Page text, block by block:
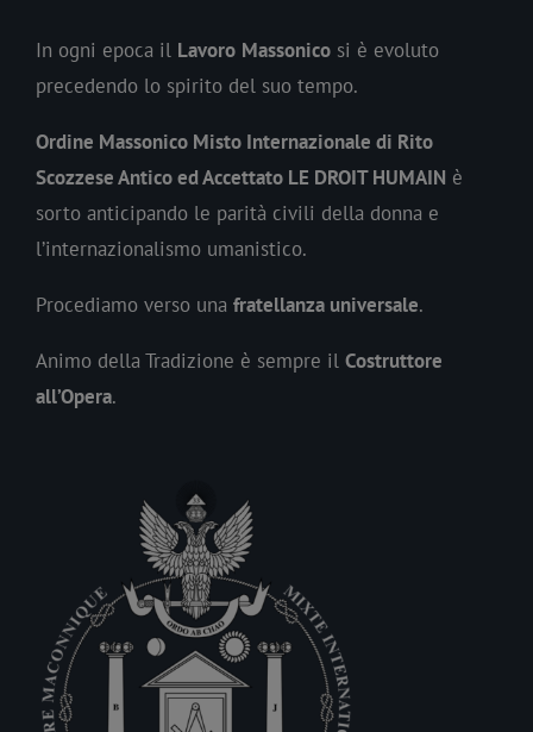
In ogni epoca il Lavoro Massonico si è evoluto
precedendo lo spirito del suo tempo.
Ordine Massonico Misto Internazionale di Rito
Scozzese Antico ed Accettato LE DROIT HUMAIN è
sorto anticipando le parità civili della donna e
l’internazionalismo umanistico.
Procediamo verso una fratellanza universale.
Animo della Tradizione è sempre il Costruttore
all’Opera.